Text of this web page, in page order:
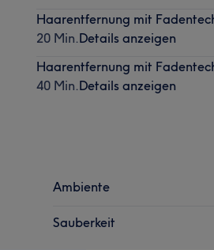
Haarentfernung mit
20 Min.Details anzeigen
Haarentfernung mit
40 Min.Details anzeigen
Ambiente
Sauberkeit